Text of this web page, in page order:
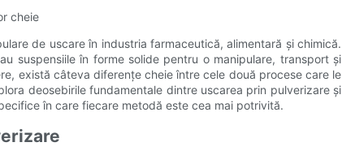
cheie
de uscare în industria farmaceutică, alimentară și chimică.
suspensiile în forme solide pentru o manipulare, transport și
există câteva diferențe cheie între cele două procese care le
deosebirile fundamentale dintre uscarea prin pulverizare și
în care fiecare metodă este cea mai potrivită.